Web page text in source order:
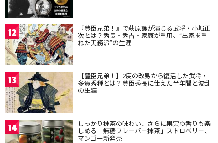
12 『豊臣兄弟！』で萩原護が演じる武将・小堀正
次とは？秀長・秀吉・家康が重用、“出家を重
ねた実務派”の生涯
13 【豊臣兄弟！】2度の改易から復活した武将・
多賀秀種とは？豊臣秀長に仕えた半年間と波乱
の生涯
14 しっかり抹茶の味わい、さらに果実の香りも楽
しめる「無糖フレーバー抹茶」ストロベリー、
マンゴー新発売